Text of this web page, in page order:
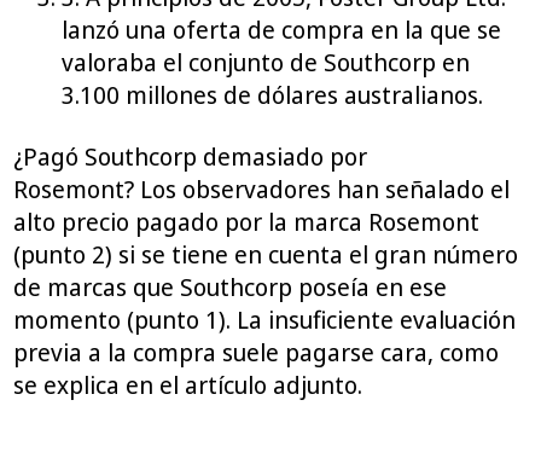
lanzó una oferta de compra en la que se
valoraba el conjunto de Southcorp en
3.100 millones de dólares australianos.
¿Pagó Southcorp demasiado por
Rosemont? Los observadores han señalado el
alto precio pagado por la marca Rosemont
(punto 2) si se tiene en cuenta el gran número
de marcas que Southcorp poseía en ese
momento (punto 1). La insuficiente evaluación
previa a la compra suele pagarse cara, como
se explica en el artículo adjunto.